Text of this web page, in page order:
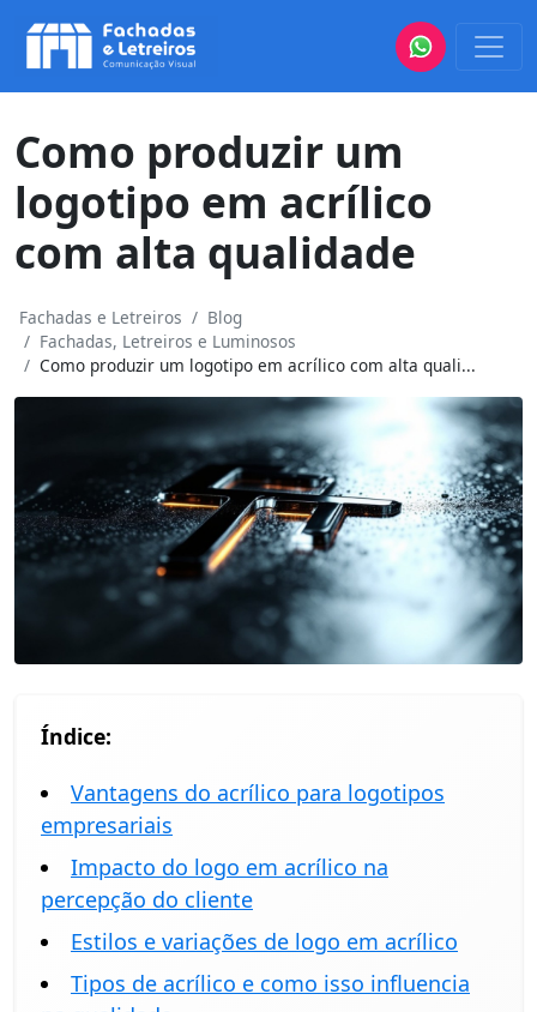
Como produzir um
logotipo em acrílico
com alta qualidade
Fachadas e Letreiros
Blog
Fachadas, Letreiros e Luminosos
Como produzir um logotipo em acrílico com alta quali...
Índice:
Vantagens do acrílico para logotipos
empresariais
Impacto do logo em acrílico na
percepção do cliente
Estilos e variações de logo em acrílico
Tipos de acrílico e como isso influencia